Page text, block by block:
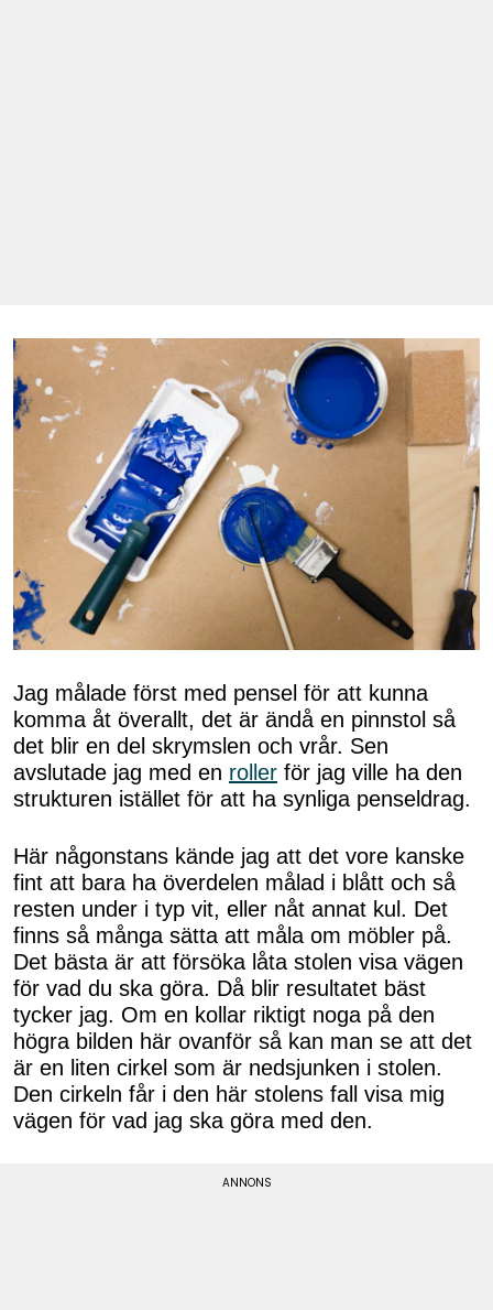
Jag målade först med pensel för att kunna
komma åt överallt, det är ändå en pinnstol så
det blir en del skrymslen och vrår. Sen
avslutade jag med en roller för jag ville ha den
strukturen istället för att ha synliga penseldrag.
Här någonstans kände jag att det vore kanske
fint att bara ha överdelen målad i blått och så
resten under i typ vit, eller nåt annat kul. Det
finns så många sätta att måla om möbler på.
Det bästa är att försöka låta stolen visa vägen
för vad du ska göra. Då blir resultatet bäst
tycker jag. Om en kollar riktigt noga på den
högra bilden här ovanför så kan man se att det
är en liten cirkel som är nedsjunken i stolen.
Den cirkeln får i den här stolens fall visa mig
vägen för vad jag ska göra med den.